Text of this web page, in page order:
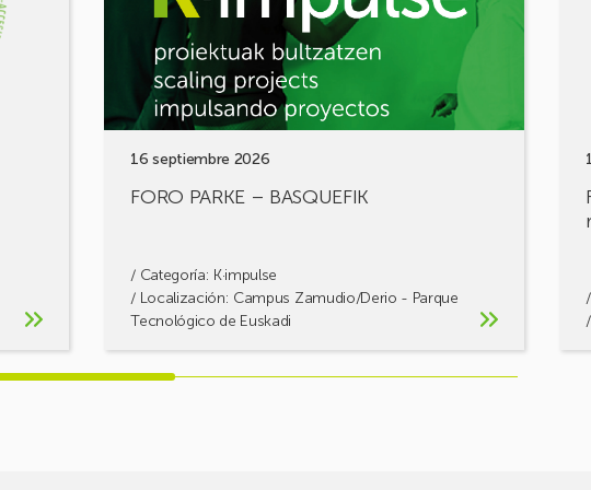
16 septiembre 2026
FORO PARKE – BASQUEFIK
/ Categoría: K·impulse
/ Localización: Campus Zamudio/Derio - Parque
Tecnológico de Euskadi